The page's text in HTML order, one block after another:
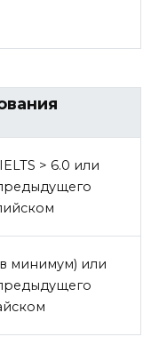
> 6.0 или
минимум) или